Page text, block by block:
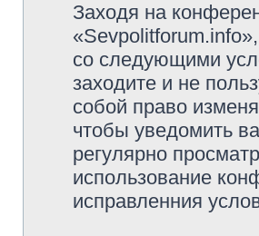
Заходя на
со следующими
заходите и не
собой право
чтобы уведомить
регулярно
использование
исправленния